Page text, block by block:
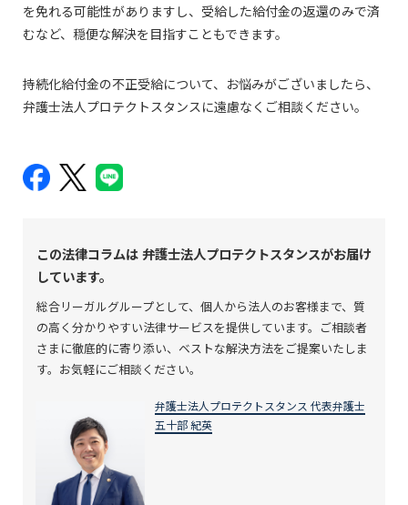
を免れる可能性がありますし、受給した給付金の返還のみで済
むなど、穏便な解決を目指すこともできます。
持続化給付金の不正受給について、お悩みがございましたら、
弁護士法人プロテクトスタンスに遠慮なくご相談ください。
この法律コラムは 弁護士法人プロテクトスタンスがお届け
しています。
総合リーガルグループとして、個人から法人のお客様まで、質
の高く分かりやすい法律サービスを提供しています。ご相談者
さまに徹底的に寄り添い、ベストな解決方法をご提案いたしま
す。お気軽にご相談ください。
弁護士法人プロテクトスタンス 代表弁護士
五十部 紀英